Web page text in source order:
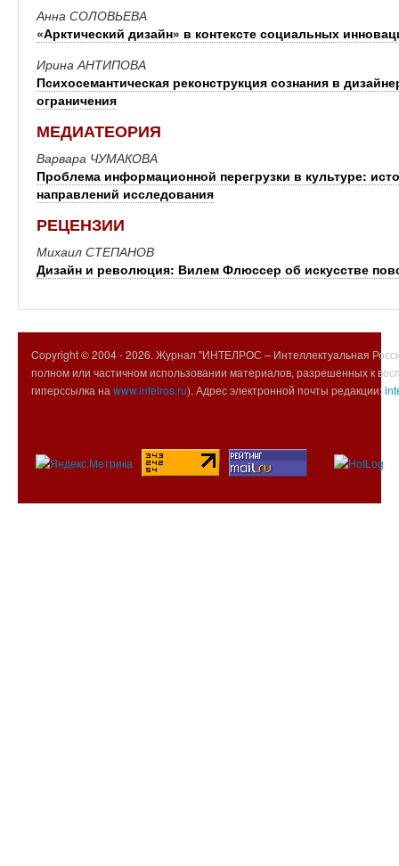
Анна СОЛОВЬЕВА
«Арктический дизайн» в контексте социальных
Ирина АНТИПОВА
Психосемантическая реконструкция сознания в
ограничения
МЕДИАТЕОРИЯ
Варвара ЧУМАКОВА
Проблема информационной перегрузки в культуре:
направлений исследования
РЕЦЕНЗИИ
Михаил СТЕПАНОВ
Дизайн и революция: Вилем Флюссер об искусстве
Copyright © 2004 -2026. Журнал "ИНТЕЛРОС – Интеллектуальная
полном или частичном использовании материалов, разрешенных к
гиперссылка на www.intelros.ru). Адрес электронной почты редакции: